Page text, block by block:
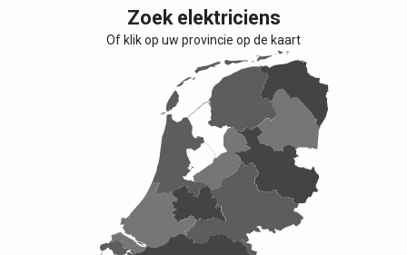
Zoek elektriciens
Of klik op uw provincie op de kaart